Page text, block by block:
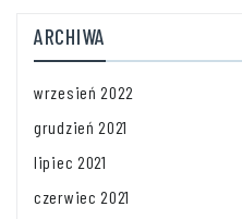
ARCHIWA
wrzesień 2022
grudzień 2021
lipiec 2021
czerwiec 2021